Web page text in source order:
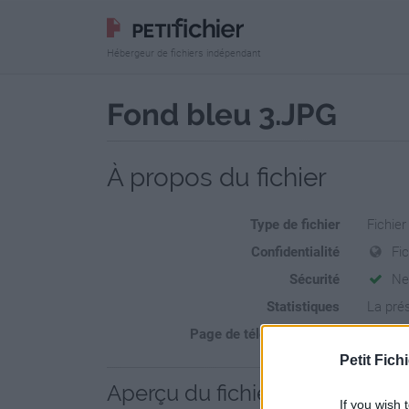
Petit
If you wish
Hébergeur de fichiers indépendant
Fond bleu 3.JPG
À propos du fichier
Type de fichier
Confidentialité
Sécurité
Statistiques
La
Page de téléchargement
Aperçu du fichier